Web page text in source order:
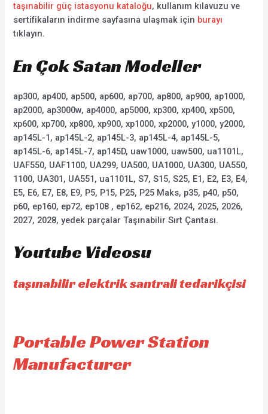
taşınabilir güç istasyonu kataloğu, kullanım kılavuzu ve
sertifikaların indirme sayfasına ulaşmak için burayı
tıklayın.
En Çok Satan Modeller
ap300, ap400, ap500, ap600, ap700, ap800, ap900, ap1000,
ap2000, ap3000w, ap4000, ap5000, xp300, xp400, xp500,
xp600, xp700, xp800, xp900, xp1000, xp2000, y1000, y2000,
ap145L-1, ap145L-2, ap145L-3, ap145L-4, ap145L-5,
ap145L-6, ap145L-7, ap145D, uaw1000, uaw500, ua1101L,
UAF550, UAF1100, UA299, UA500, UA1000, UA300, UA550,
1100, UA301, UA551, ua1101L, S7, S15, S25, E1, E2, E3, E4,
E5, E6, E7, E8, E9, P5, P15, P25, P25 Maks, p35, p40, p50,
p60, ep160, ep72, ep108 , ep162, ep216, 2024, 2025, 2026,
2027, 2028, yedek parçalar Taşınabilir Sırt Çantası.
Youtube Videosu
taşınabilir elektrik santrali tedarikçisi
Portable Power Station
Manufacturer